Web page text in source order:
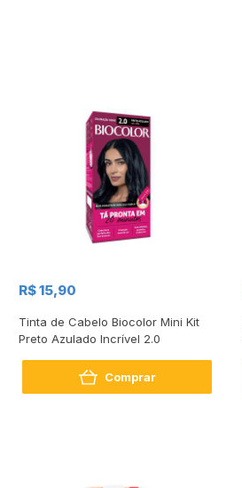
R$ 15,90
Tinta de Cabelo Biocolor Mini Kit
Preto Azulado Incrível 2.0
Comprar